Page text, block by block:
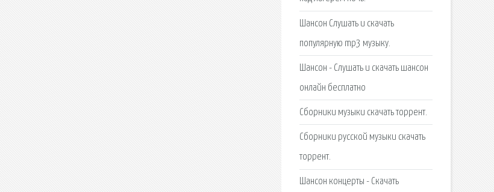
Шансон Слушать и скачать
популярную mp3 музыку.
Шансон - Слушать и скачать шансон
онлайн бесплатно
Сборники музыки скачать торрент.
Сборники русской музыки скачать
торрент.
Шансон концерты - Скачать